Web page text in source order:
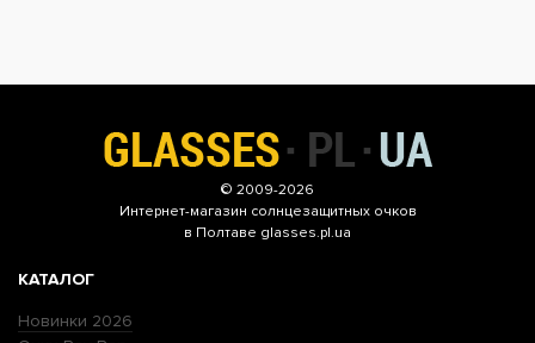
© 2009-2026
Интернет-магазин солнцезащитных очков
в Полтаве glasses.pl.ua
КАТАЛОГ
Новинки 2026